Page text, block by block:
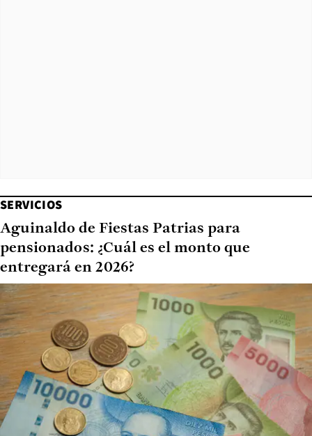
SERVICIOS
Aguinaldo de Fiestas Patrias para
pensionados: ¿Cuál es el monto que
entregará en 2026?